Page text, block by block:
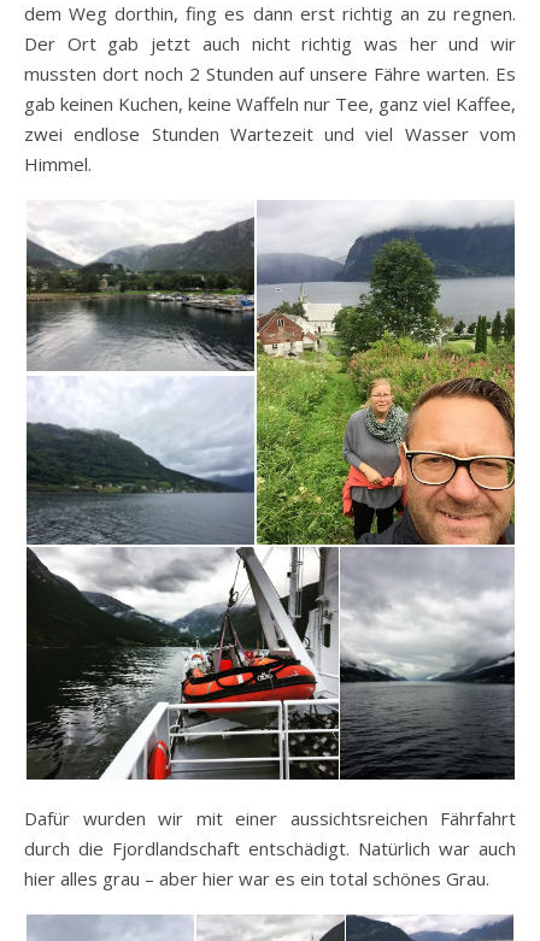
dem Weg dorthin, fing es dann erst richtig an zu regnen.
Der Ort gab jetzt auch nicht richtig was her und wir
mussten dort noch 2 Stunden auf unsere Fähre warten. Es
gab keinen Kuchen, keine Waffeln nur Tee, ganz viel Kaffee,
zwei endlose Stunden Wartezeit und viel Wasser vom
Himmel.
Dafür wurden wir mit einer aussichtsreichen Fährfahrt
durch die Fjordlandschaft entschädigt. Natürlich war auch
hier alles grau – aber hier war es ein total schönes Grau.